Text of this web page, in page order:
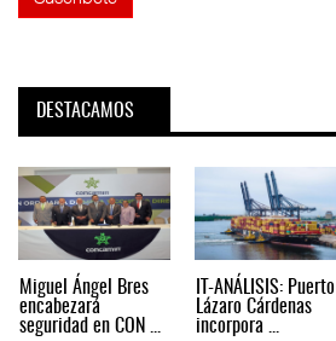
DESTACAMOS
Miguel Ángel Bres
encabezará
seguridad en CON ...
IT-ANÁLISIS: Puerto
Lázaro Cárdenas
incorpora ...